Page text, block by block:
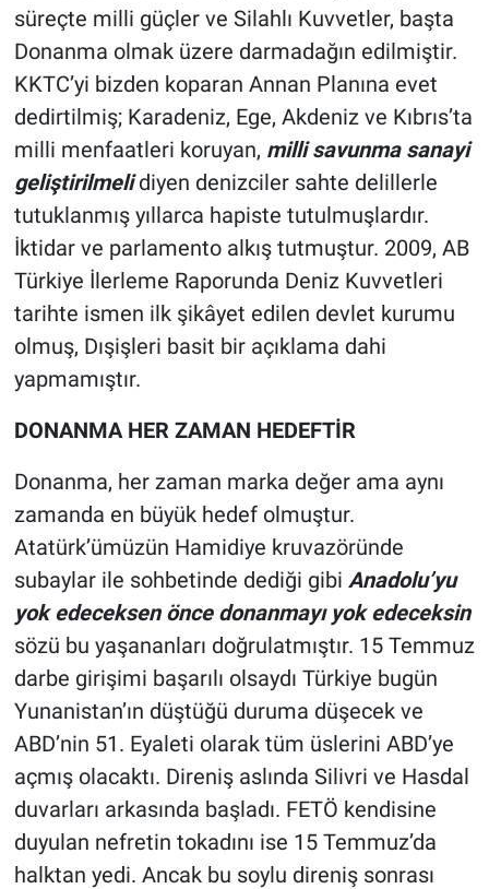
süreçte milli güçler ve Silahlı Kuvvetler, başta
Donanma olmak üzere darmadağın edilmiştir.
KKTC’yi bizden koparan Annan Planına evet
dedirtilmiş; Karadeniz, Ege, Akdeniz ve Kıbrıs’ta
milli menfaatleri koruyan, milli savunma sanayi
geliştirilmelidiyen denizciler sahte delillerle
tutuklanmış yıllarca hapiste tutulmuşlardır.
İktidar ve parlamento alkış tutmuştur. 2009, AB
Türkiye İlerleme Raporunda Deniz Kuvvetleri
tarihte ismen ilk şikâyet edilen devlet kurumu
olmuş, Dışişleri basit bir açıklama dahi
yapmamıştır.
DONANMA HER ZAMAN HEDEFTİR
Donanma, her zaman marka değer ama aynı
zamanda en büyük hedef olmuştur.
Atatürk’ümüzün Hamidiye kruvazöründe
subaylar ile sohbetinde dediği gibi Anadolu’yu
yok edeceksen önce donanmayı yok edeceksin
sözü bu yaşananları doğrulatmıştır. 15 Temmuz
darbe girişimi başarılı olsaydı Türkiye bugün
Yunanistan’ın düştüğü duruma düşecek ve
ABD’nin 51. Eyaleti olarak tüm üslerini ABD’ye
açmış olacaktı. Direniş aslında Silivri ve Hasdal
duvarları arkasında başladı. FETÖ kendisine
duyulan nefretin tokadını ise 15 Temmuz’da
halktan yedi. Ancak bu soylu direniş sonrası